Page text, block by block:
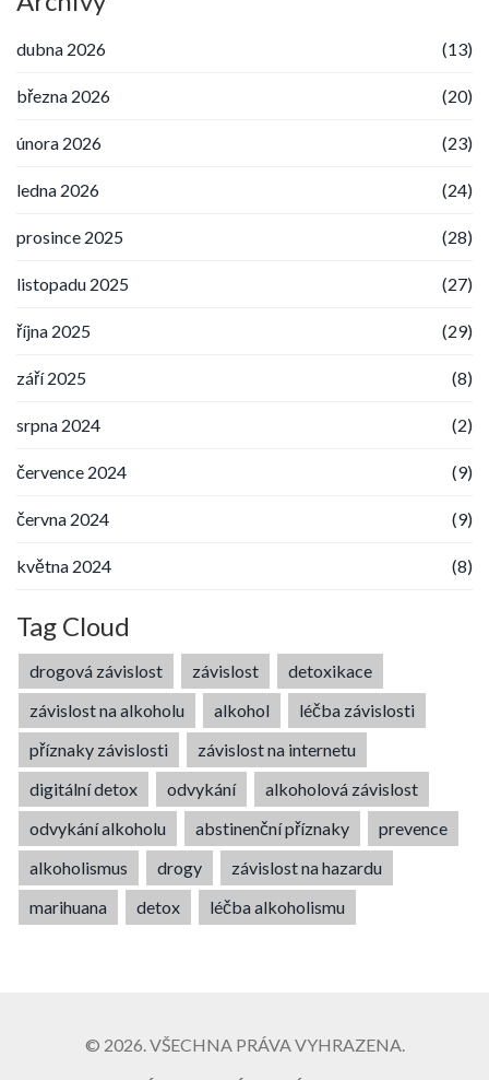
dubna 2026 (13)
března 2026 (20)
února 2026 (23)
ledna 2026 (24)
prosince 2025 (28)
listopadu 2025 (27)
října 2025 (29)
září 2025 (8)
srpna 2024 (2)
července 2024 (9)
června 2024 (9)
května 2024 (8)
Tag Cloud
drogová závislost závislost
detoxikace
závislost na alkoholu
alkohol
léčba závislosti
příznaky závislosti
závislost na internetu
digitální detox
odvykání
alkoholová závislost
odvykání alkoholu
abstinenční příznaky
prevence
alkoholismus
drogy
závislost na hazardu
marihuana
detox léčba alkoholismu
© 2026. VŠECHNA PRÁVA VYHRAZENA.